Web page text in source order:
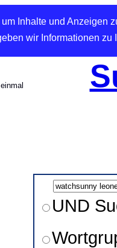
Inhalte und Anzeigen
wir Informationen
UND